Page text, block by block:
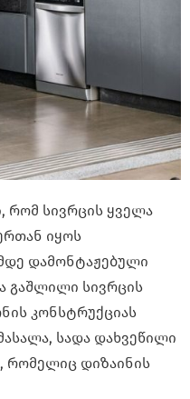
რომ სივრცის ყველა
იყოს
დამონტაჟებული
გაშლილი სივრცის
კონსტრუქციას
სადა დახვეწილი
რომელიც დიზაინის